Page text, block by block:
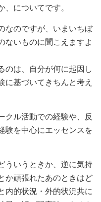
についてです。
なのですが、いまいちぼ
ないものに聞こえますよ
のは、自分が何に起因し
に基づいてきちんと考え
クル活動での経験や、反
験を中心にエッセンスを
ういうときか、逆に気持
か頑張れたあのときはど
内的状況・外的状況共に